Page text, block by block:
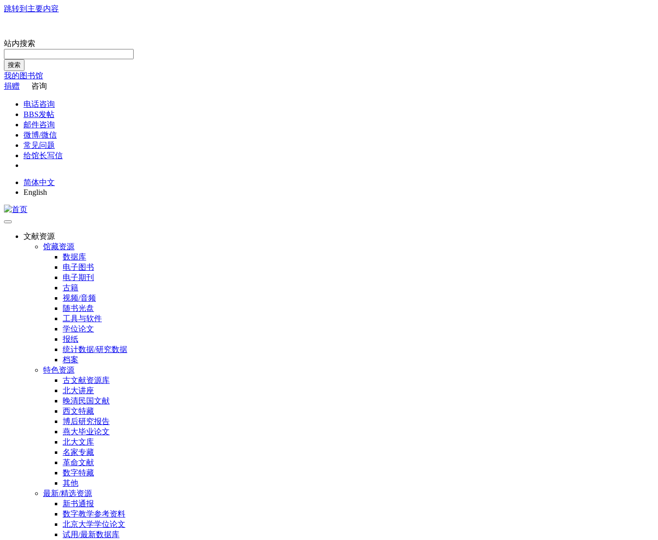
跳转到主要内容
站内搜索
搜索
我的图书馆
捐赠
咨询
电话咨询
BBS发帖
邮件咨询
微博/微信
常见问题
给馆长写信
简体中文
English
文献资源
馆藏资源
数据库
电子图书
电子期刊
古籍
视频/音频
随书光盘
工具与软件
学位论文
报纸
统计数据/研究数据
档案
特色资源
古文献资源库
北大讲座
晚清民国文献
西文特藏
博后研究报告
燕大毕业论文
北大文库
名家专藏
革命文献
数字特藏
其他
最新/精选资源
新书通报
数字教学参考资料
北京大学学位论文
试用/最新数据库